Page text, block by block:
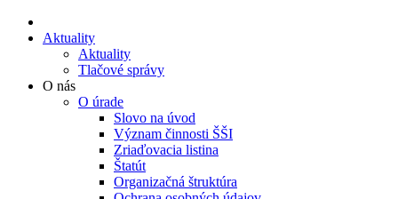
Aktuality
Aktuality
Tlačové správy
O nás
O úrade
Slovo na úvod
Význam činnosti ŠŠI
Zriaďovacia listina
Štatút
Organizačná štruktúra